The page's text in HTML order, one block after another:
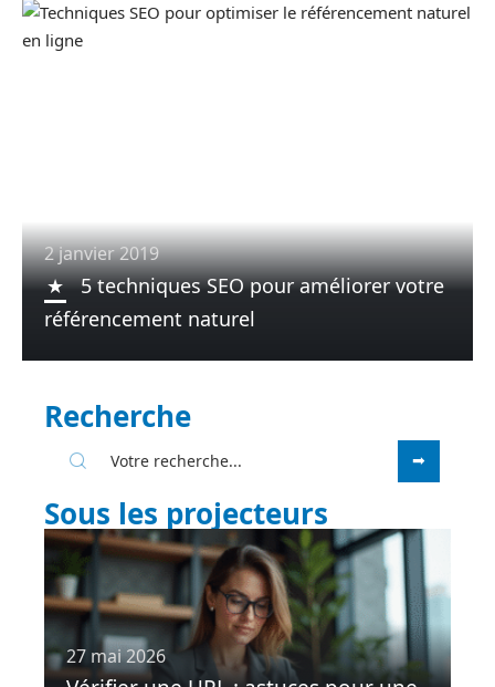
2 janvier 2019
5 techniques SEO pour améliorer votre
référencement naturel
Recherche
Sous les projecteurs
27 mai 2026